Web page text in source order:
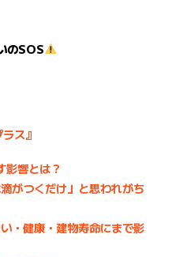
のSOS
ス』
影響とは？
がつくだけ」と思われがち
・健康・建物寿命にまで影